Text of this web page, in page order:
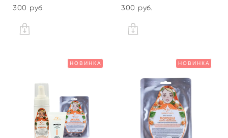
300 pуб.
300 pуб.
НОВИНКА НОВИНКА